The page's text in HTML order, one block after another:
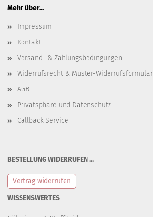
Mehr über...
Impressum
Kontakt
Versand- & Zahlungsbedingungen
Widerrufsrecht & Muster-Widerrufsformular
AGB
Privatsphäre und Datenschutz
Callback Service
BESTELLUNG WIDERRUFEN ...
Vertrag widerrufen
WISSENSWERTES